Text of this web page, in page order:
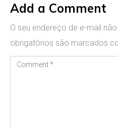
Add a Comment
O seu endereço de e-mail
obrigatórios são marcados